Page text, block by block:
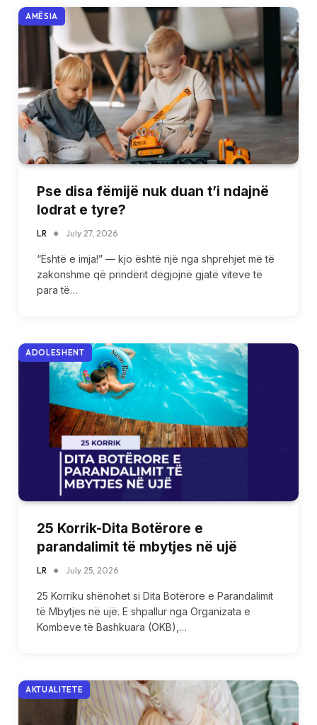
AMËSIA
Pse disa fëmijë nuk duan t’i ndajnë
lodrat e tyre?
LR July 27, 2026
“Është e imja!” — kjo është një nga shprehjet më të
zakonshme që prindërit dëgjojnë gjatë viteve të
para të…
ADOLESHENT
25 Korrik-Dita Botërore e
parandalimit të mbytjes në ujë
LR July 25, 2026
25 Korriku shënohet si Dita Botërore e Parandalimit
të Mbytjes në ujë. E shpallur nga Organizata e
Kombeve të Bashkuara (OKB),…
AKTUALITETE